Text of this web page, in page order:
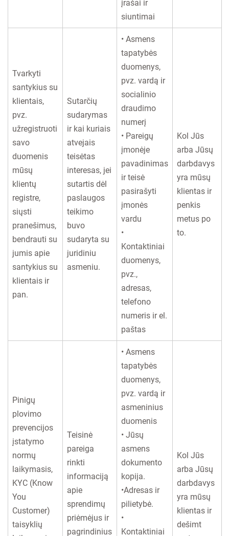
įrašai ir
siuntimai
Tvarkyti
santykius su
klientais,
pvz.
užregistruoti
savo
duomenis
mūsų
klientų
registre,
siųsti
pranešimus,
bendrauti su
jumis apie
santykius su
klientais ir
pan.
Sutarčių
sudarymas
ir kai kuriais
atvejais
teisėtas
interesas, jei
sutartis dėl
paslaugos
teikimo
buvo
sudaryta su
juridiniu
asmeniu.
• Asmens
tapatybės
duomenys,
pvz. vardą ir
socialinio
draudimo
numerį
• Pareigų
įmonėje
pavadinimas
ir teisė
pasirašyti
įmonės
vardu
•
Kontaktiniai
duomenys,
pvz.,
adresas,
telefono
numeris ir el.
paštas
Kol Jūs
arba Jūsų
darbdavys
yra mūsų
klientas ir
penkis
metus po
to.
Pinigų
plovimo
prevencijos
įstatymo
normų
laikymasis,
KYC (Know
You
Customer)
taisyklių
Teisinė
pareiga
rinkti
informaciją
apie
sprendimų
priėmėjus ir
pagrindinius
• Asmens
tapatybės
duomenys,
pvz. vardą ir
asmeninius
duomenis
• Jūsų
asmens
dokumento
kopija.
•Adresas ir
pilietybė.
•
Kontaktiniai
Kol Jūs
arba Jūsų
darbdavys
yra mūsų
klientas ir
dešimt